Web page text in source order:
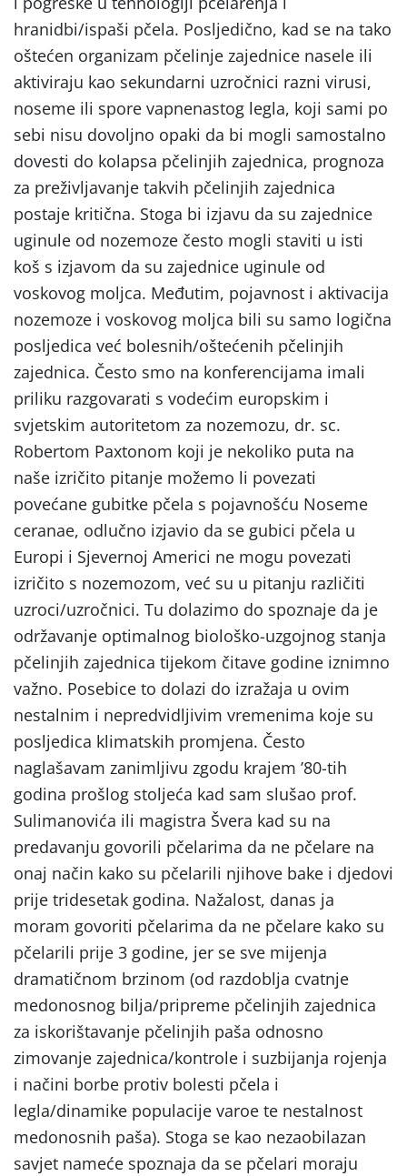
hranidbi/ispaši pčela. Posljedično, kad se na tako
oštećen organizam pčelinje zajednice nasele ili
aktiviraju kao sekundarni uzročnici razni virusi,
noseme ili spore vapnenastog legla, koji sami po
sebi nisu dovoljno opaki da bi mogli samostalno
dovesti do kolapsa pčelinjih zajednica, prognoza
za preživljavanje takvih pčelinjih zajednica
postaje kritična. Stoga bi izjavu da su zajednice
uginule od nozemoze često mogli staviti u isti
koš s izjavom da su zajednice uginule od
voskovog moljca. Međutim, pojavnost i aktivacija
nozemoze i voskovog moljca bili su samo logična
posljedica već bolesnih/oštećenih pčelinjih
zajednica. Često smo na konferencijama imali
priliku razgovarati s vodećim europskim i
svjetskim autoritetom za nozemozu, dr. sc.
Robertom Paxtonom koji je nekoliko puta na
naše izričito pitanje možemo li povezati
povećane gubitke pčela s pojavnošću Noseme
ceranae, odlučno izjavio da se gubici pčela u
Europi i Sjevernoj Americi ne mogu povezati
izričito s nozemozom, već su u pitanju različiti
uzroci/uzročnici. Tu dolazimo do spoznaje da je
održavanje optimalnog biološko-uzgojnog stanja
pčelinjih zajednica tijekom čitave godine iznimno
važno. Posebice to dolazi do izražaja u ovim
nestalnim i nepredvidljivim vremenima koje su
posljedica klimatskih promjena. Često
naglašavam zanimljivu zgodu krajem ’80-tih
godina prošlog stoljeća kad sam slušao prof.
Sulimanovića ili magistra Švera kad su na
predavanju govorili pčelarima da ne pčelare na
onaj način kako su pčelarili njihove bake i djedovi
prije tridesetak godina. Nažalost, danas ja
moram govoriti pčelarima da ne pčelare kako su
pčelarili prije 3 godine, jer se sve mijenja
dramatičnom brzinom (od razdoblja cvatnje
medonosnog bilja/pripreme pčelinjih zajednica
za iskorištavanje pčelinjih paša odnosno
zimovanje zajednica/kontrole i suzbijanja rojenja
i načini borbe protiv bolesti pčela i
legla/dinamike populacije varoe te nestalnost
medonosnih paša). Stoga se kao nezaobilazan
savjet nameće spoznaja da se pčelari moraju